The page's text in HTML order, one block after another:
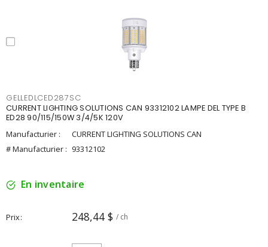
GELLEDLCED287SC
CURRENT LIGHTING SOLUTIONS CAN 93312102 LAMPE DEL TYPE B
ED28 90/115/150W 3/4/5K 120V
Manufacturier :
CURRENT LIGHTING SOLUTIONS CAN
# Manufacturier : 93312102
En inventaire
Prix 248,44 $ / ch